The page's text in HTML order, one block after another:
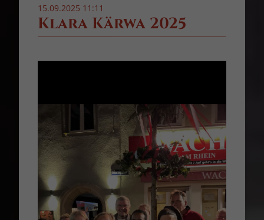
15.09.2025 11:11
Klara Kärwa 2025